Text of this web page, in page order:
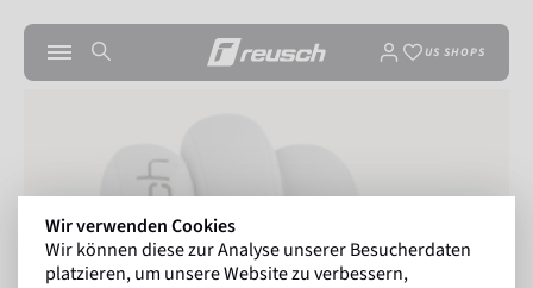
US SHOPS
Wir verwenden Cookies
Wir können diese zur Analyse unserer Besucherdaten
platzieren, um unsere Website zu verbessern,